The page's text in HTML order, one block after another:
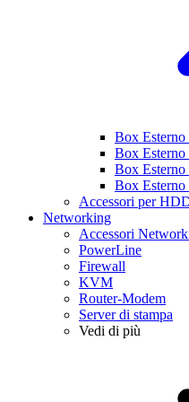
Box Esterno
Box Esterno
Box
Box
Accessori per
Networking
Accessori
PowerLine
Firewall
KVM
Router-Modem
Server di stampa
Vedi di più